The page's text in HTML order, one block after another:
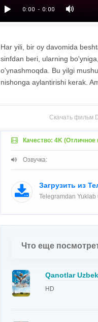
Har yili, bir oy davomida
sinfdan beri, ularning
o'ynashmoqda. Bu yilgi
nishonga aylantirishi kerak.
Скачать фильм
Качество: 4K (Отличное
Озвучка:
Загрузить из
Telegramdan Yuklab
Что еще
Qanotlar
HD